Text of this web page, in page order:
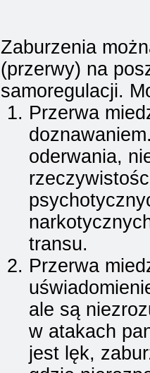
Zaburzenia
(przerwy) na
samoregulacji.
Przerwa
oderwania,
transu.
Przerwa
ale są
w atakach
jest lęk,